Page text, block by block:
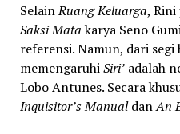
SelainRuang Keluarga, Rini
Saksi Matakarya Seno
referensi. Namun, dari
memengaruhiSiri’adalah
Lobo Antunes. Secara
Inquisitor’s ManualdanAn